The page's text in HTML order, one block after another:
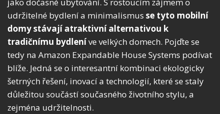
jako dočasné ubytování. S rostoucím zájmem o
udržitelné bydlení a minimalismus se tyto mobilní
domy stávají atraktivní alternativou k
tradičnímu bydleníve velkých domech. Pojďte se
tedy na Amazon Expandable House Systems podívat
blíže. Jedná se o interesantní kombinaci ekologicky
šetrných řešení, inovací a technologií, které se staly
důležitou součástí současného životního stylu, a
zejména udržitelnosti.